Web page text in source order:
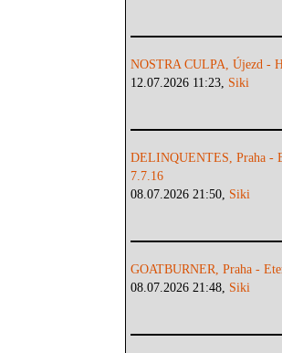
NOSTRA CULPA, Újezd -
12.07.2026 11:23, Siki
DELINQUENTES, Praha -
7.7.16
08.07.2026 21:50, Siki
GOATBURNER, Praha -
08.07.2026 21:48, Siki